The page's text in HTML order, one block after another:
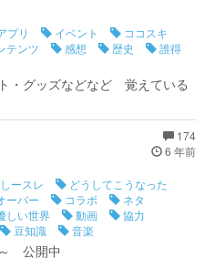
プリ イベント
ココスキ
テンツ 感想 歴史
誰得
・グッズなどなど 覚えている
174
6 年前
ースレ
どうしてこうなった
ーバー コラボ
ネタ
しい世界 動画
協力
豆知識 音楽
公開中